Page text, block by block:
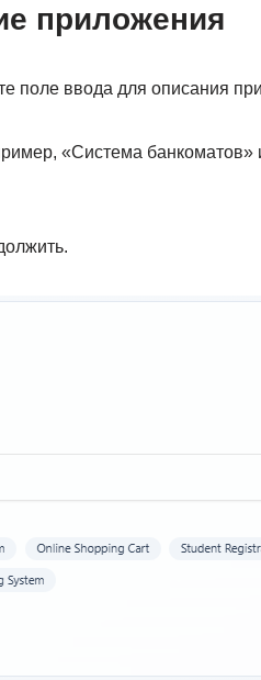
приложения
поле ввода для описания
«Система